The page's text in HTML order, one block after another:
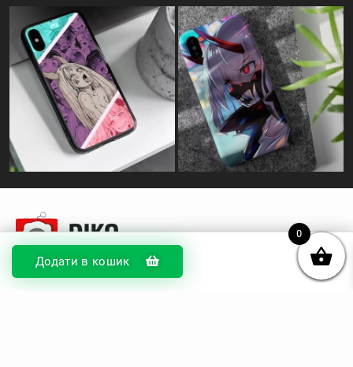
Додати в кошик
0